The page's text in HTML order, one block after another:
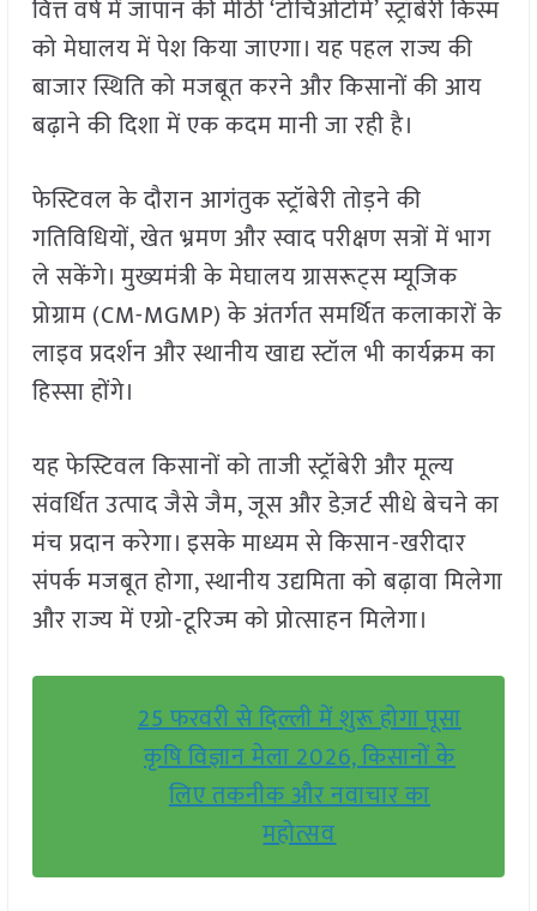
वित्त वर्ष में जापान की मीठी ‘टोचिओटोमे’ स्ट्रॉबेरी किस्म
को मेघालय में पेश किया जाएगा। यह पहल राज्य की
बाजार स्थिति को मजबूत करने और किसानों की आय
बढ़ाने की दिशा में एक कदम मानी जा रही है।
फेस्टिवल के दौरान आगंतुक स्ट्रॉबेरी तोड़ने की
गतिविधियों, खेत भ्रमण और स्वाद परीक्षण सत्रों में भाग
ले सकेंगे। मुख्यमंत्री के मेघालय ग्रासरूट्स म्यूजिक
प्रोग्राम (CM-MGMP) के अंतर्गत समर्थित कलाकारों के
लाइव प्रदर्शन और स्थानीय खाद्य स्टॉल भी कार्यक्रम का
हिस्सा होंगे।
यह फेस्टिवल किसानों को ताजी स्ट्रॉबेरी और मूल्य
संवर्धित उत्पाद जैसे जैम, जूस और डेज़र्ट सीधे बेचने का
मंच प्रदान करेगा। इसके माध्यम से किसान-खरीदार
संपर्क मजबूत होगा, स्थानीय उद्यमिता को बढ़ावा मिलेगा
और राज्य में एग्रो-टूरिज्म को प्रोत्साहन मिलेगा।
25 फरवरी से दिल्ली में शुरू होगा पूसा
कृषि विज्ञान मेला 2026, किसानों के
लिए तकनीक और नवाचार का
महोत्सव